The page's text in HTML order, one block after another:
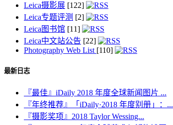
Leica摄影展 [122]
Leica专题评测 [2]
Leica图书馆 [11]
Leica中文站公告 [22]
Photography Web List [110]
最新日志
『最佳』iDaily 2018 年度全球新闻图片 ...
『年终推荐』「iDaily·2018 年度别册」：...
『摄影奖项』2018 Taylor Wessing...